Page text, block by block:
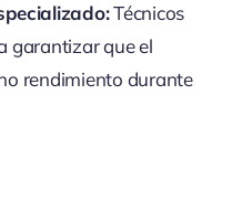
Técnicos
garantizar que el
rendimiento durante